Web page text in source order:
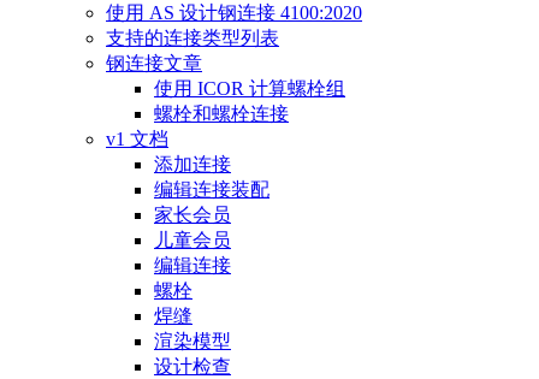
使用 AS 设计钢连接 4100:2020
支持的连接类型列表
钢连接文章
使用 ICOR 计算螺栓组
螺栓和螺栓连接
v1 文档
添加连接
编辑连接装配
家长会员
儿童会员
编辑连接
螺栓
焊缝
渲染模型
设计检查